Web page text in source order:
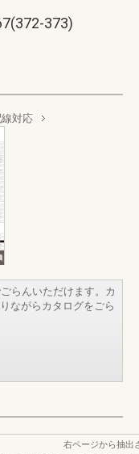
373)
対応
らんいただけます。カ
ながらカタログをごら
右ページから抽出